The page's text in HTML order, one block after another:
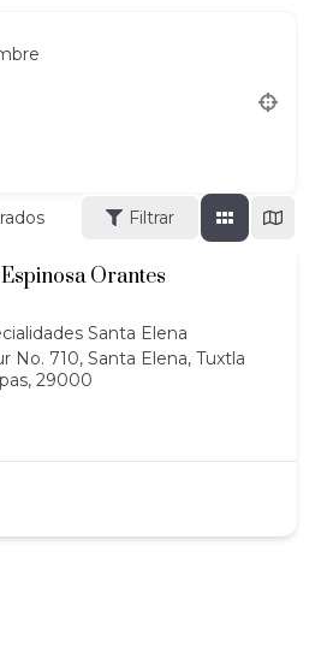
Filtrar
Orantes
Santa Elena
No. 710, Santa Elena, Tuxtla
29000